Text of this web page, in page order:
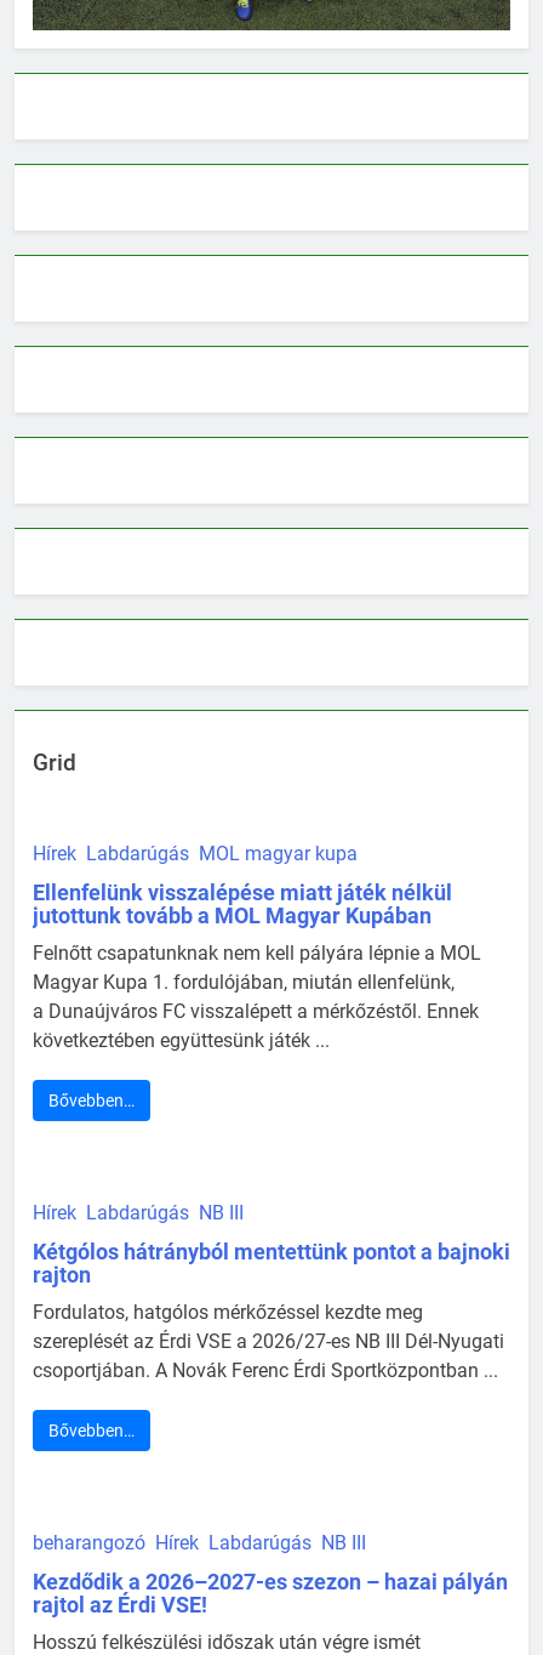
Grid
Hírek Labdarúgás MOL magyar kupa
Ellenfelünk visszalépése miatt játék nélkül
jutottunk tovább a MOL Magyar Kupában
Felnőtt csapatunknak nem kell pályára lépnie a MOL
Magyar Kupa 1. fordulójában, miután ellenfelünk,
a Dunaújváros FC visszalépett a mérkőzéstől. Ennek
következtében együttesünk játék ...
Bővebben…
Hírek Labdarúgás NB III
Kétgólos hátrányból mentettünk pontot a bajnoki
rajton
Fordulatos, hatgólos mérkőzéssel kezdte meg
szereplését az Érdi VSE a 2026/27-es NB III Dél-Nyugati
csoportjában. A Novák Ferenc Érdi Sportközpontban ...
Bővebben…
beharangozó Hírek Labdarúgás NB III
Kezdődik a 2026–2027-es szezon – hazai pályán
rajtol az Érdi VSE!
Hosszú felkészülési időszak után végre ismét